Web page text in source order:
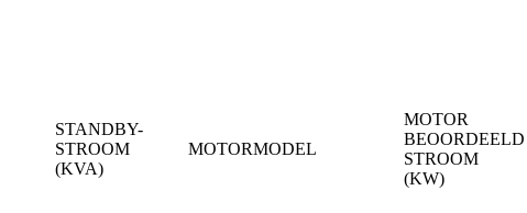
STANDBY-
STROOM
(KVA)
MOTORMODEL
MOTOR
BEOORDEELD
STROOM
(KW)